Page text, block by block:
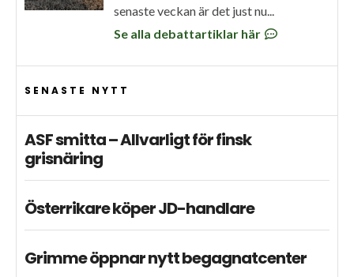
senaste veckan är det just nu...
Se alla debattartiklar här
SENASTE NYTT
ASF smitta – Allvarligt för finsk
grisnäring
Österrikare köper JD-handlare
Grimme öppnar nytt begagnatcenter